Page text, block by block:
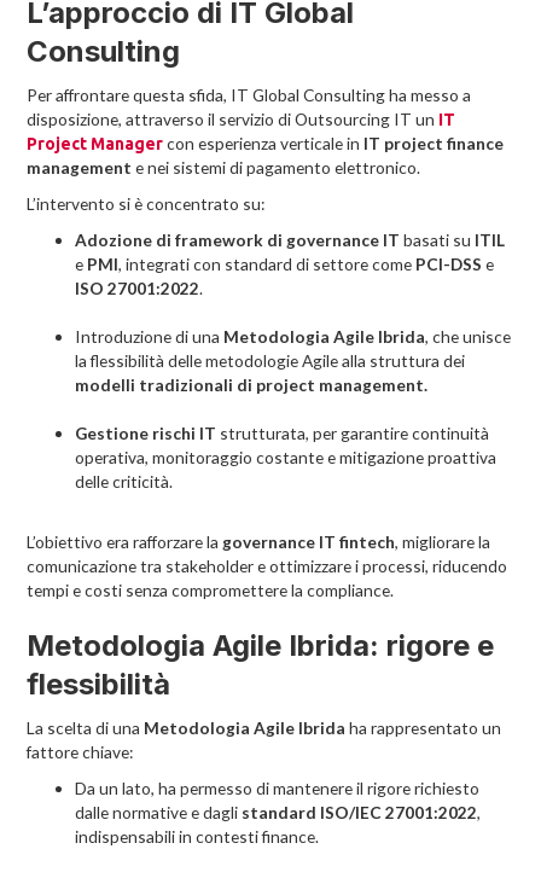
L’approccio di IT Global
Consulting
Per affrontare questa sfida, IT Global Consulting ha messo a
disposizione, attraverso il servizio di Outsourcing IT un IT
Project Managercon esperienza verticale in IT project finance
management e nei sistemi di pagamento elettronico.
L’intervento si è concentrato su:
Adozione di framework di governance IT basati su ITIL
e PMI, integrati con standard di settore come PCI-DSS e
ISO 27001:2022.
Introduzione di una Metodologia Agile Ibrida, che unisce
la flessibilità delle metodologie Agile alla struttura dei
modelli tradizionali di project management.
Gestione rischi IT strutturata, per garantire continuità
operativa, monitoraggio costante e mitigazione proattiva
delle criticità.
L’obiettivo era rafforzare la governance IT fintech, migliorare la
comunicazione tra stakeholder e ottimizzare i processi, riducendo
tempi e costi senza compromettere la compliance.
Metodologia Agile Ibrida: rigore e
flessibilità
La scelta di una Metodologia Agile Ibrida ha rappresentato un
fattore chiave:
Da un lato, ha permesso di mantenere il rigore richiesto
dalle normative e dagli standard ISO/IEC 27001:2022,
indispensabili in contesti finance.